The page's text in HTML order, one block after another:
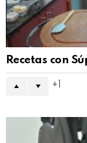
Recetas con
1